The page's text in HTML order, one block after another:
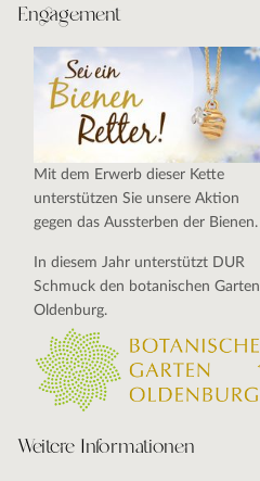
Engagement
Mit dem Erwerb dieser Kette
unterstützen Sie unsere Aktion
gegen das Aussterben der Bienen.
In diesem Jahr unterstützt DUR
Schmuck den botanischen Garten
Oldenburg.
Weitere Informationen